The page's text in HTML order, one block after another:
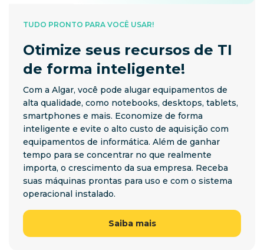
TUDO PRONTO PARA VOCÊ USAR!
Otimize seus recursos de TI
de forma inteligente!
Com a Algar, você pode alugar equipamentos de
alta qualidade, como notebooks, desktops, tablets,
smartphones e mais. Economize de forma
inteligente e evite o alto custo de aquisição com
equipamentos de informática. Além de ganhar
tempo para se concentrar no que realmente
importa, o crescimento da sua empresa. Receba
suas máquinas prontas para uso e com o sistema
operacional instalado.
Saiba mais